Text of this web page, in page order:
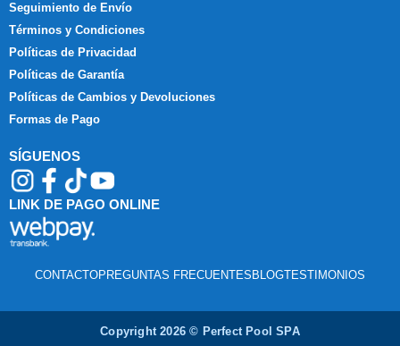
Seguimiento de Envío
Términos y Condiciones
Políticas de Privacidad
Políticas de Garantía
Políticas de Cambios y Devoluciones
Formas de Pago
SÍGUENOS
LINK DE PAGO ONLINE
CONTACTOPREGUNTAS FRECUENTES BLOGTESTIMONIOS
Copyright 2026 © Perfect Pool SPA